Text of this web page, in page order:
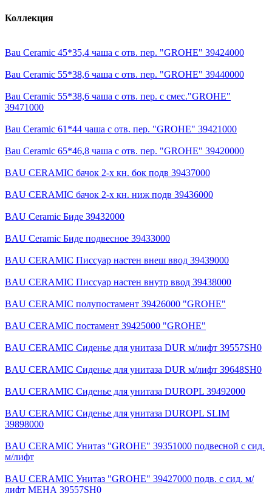
Коллекция
Bau Ceramic 45*35,4 чаша с отв. пер. "GROHE" 39424000
Bau Ceramic 55*38,6 чаша с отв. пер. "GROHE" 39440000
Bau Ceramic 55*38,6 чаша с отв. пер. с смес."GROHE"
39471000
Bau Ceramic 61*44 чаша с отв. пер. "GROHE" 39421000
Bau Ceramic 65*46,8 чаша с отв. пер. "GROHE" 39420000
BAU CERAMIC бачок 2-х кн. бок подв 39437000
BAU CERAMIC бачок 2-х кн. ниж подв 39436000
BAU Ceramic Биде 39432000
BAU Ceramic Биде подвесное 39433000
BAU CERAMIC Писсуар настен внеш ввод 39439000
BAU CERAMIC Писсуар настен внутр ввод 39438000
BAU CERAMIC полупостамент 39426000 "GROHE"
BAU CERAMIC постамент 39425000 "GROHE"
BAU CERAMIC Сиденье для унитаза DUR м/лифт 39557SH0
BAU CERAMIC Сиденье для унитаза DUR м/лифт 39648SH0
BAU CERAMIC Сиденье для унитаза DUROPL 39492000
BAU CERAMIC Сиденье для унитаза DUROPL SLIM
39898000
BAU CERAMIC Унитаз "GROHE" 39351000 подвесной с сид.
м/лифт
BAU CERAMIC Унитаз "GROHE" 39427000 подв. с сид. м/
лифт МЕНА 39557SH0